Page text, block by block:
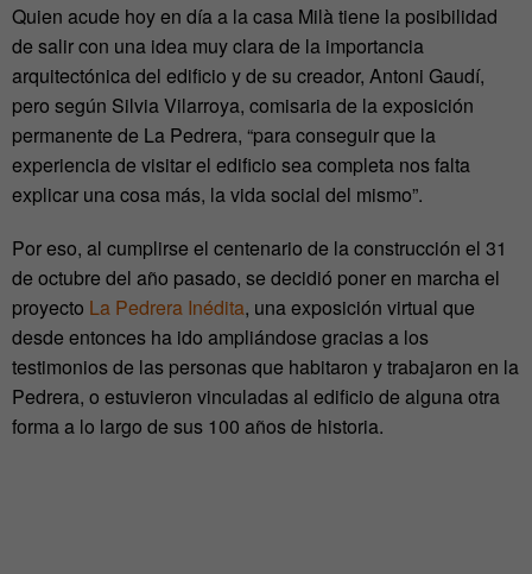
Quien acude hoy en día a la casa Milà tiene la posibilidad
de salir con una idea muy clara de la importancia
arquitectónica del edificio y de su creador, Antoni Gaudí,
pero según Silvia Vilarroya, comisaria de la exposición
permanente de La Pedrera, “para conseguir que la
experiencia de visitar el edificio sea completa nos falta
explicar una cosa más, la vida social del mismo”.
Por eso, al cumplirse el centenario de la construcción el 31
de octubre del año pasado, se decidió poner en marcha el
proyecto La Pedrera Inédita, una exposición virtual que
desde entonces ha ido ampliándose gracias a los
testimonios de las personas que habitaron y trabajaron en la
Pedrera, o estuvieron vinculadas al edificio de alguna otra
forma a lo largo de sus 100 años de historia.